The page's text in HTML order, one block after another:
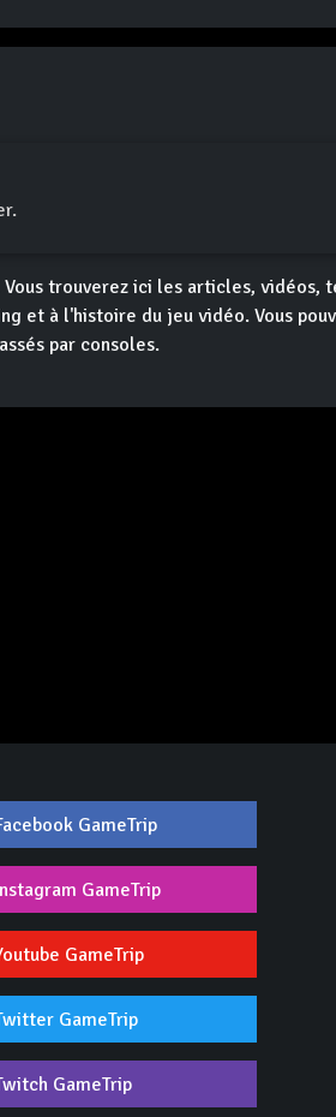
Vous trouverez ici les articles,
et à l'histoire du jeu vidéo. Vous
par consoles.
GameTrip
GameTrip
GameTrip
GameTrip
GameTrip